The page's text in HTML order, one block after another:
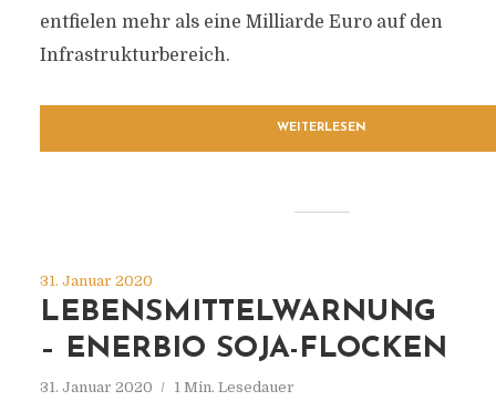
entfielen mehr als eine Milliarde Euro auf den
Infrastrukturbereich.
WEITERLESEN
31. Januar 2020
LEBENSMITTELWARNUNG
– ENERBIO SOJA-FLOCKEN
31. Januar 2020 1 Min. Lesedauer